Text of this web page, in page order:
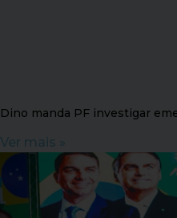
Dino manda PF investigar
Ver mais »